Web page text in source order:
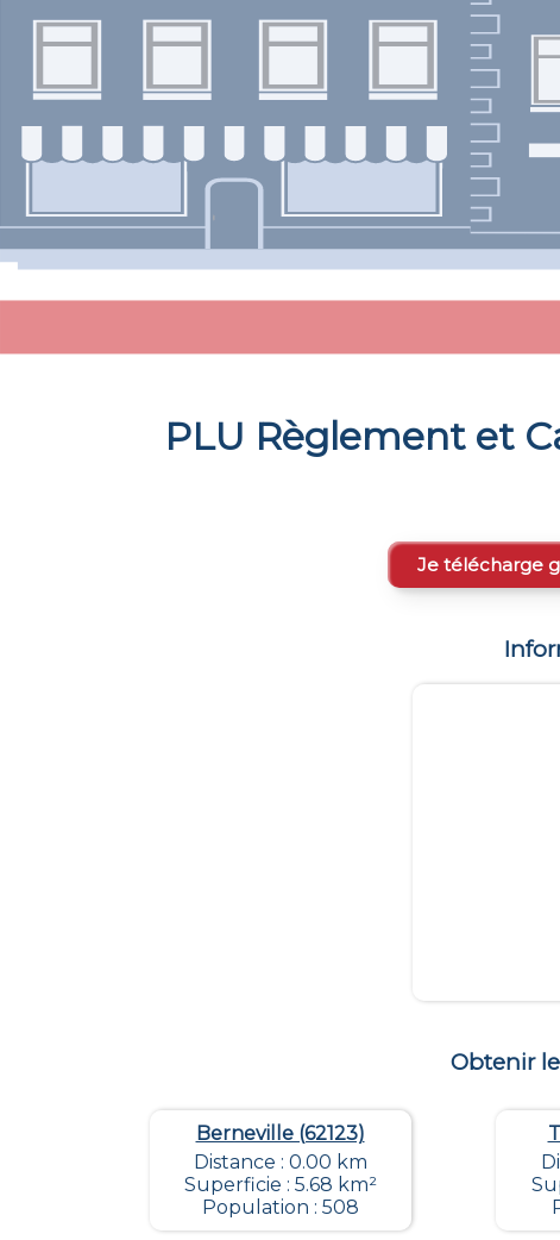
PLU Règlement et
Je télécharge
Obtenir
Berneville (62123)
Distance : 0.00 km
Superficie : 5.68 km²
Population : 508